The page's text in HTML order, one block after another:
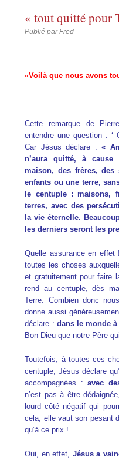
« tout quitté pour
Publié parFred
«Voilà que nous avons
Cette remarque de
entendre une question : ‘
Car Jésus déclare :«
n’aura quitté, à
maison, des frères,
enfants ou une terre,
le centuple : maisons,
terres, avec des
la vie éternelle.
les derniers seront les
Quelle assurance en
toutes les choses
et gratuitement pour faire
rend au centuple, dès
Terre. Combien donc
donne aussi
déclare : dans le monde
Bon Dieu que notre Père
Toutefois, à toutes ces
centuple, Jésus déclare
accompagnées :avec
n’est pas à être
lourd côté négatif qui
cela, elle vaut son pesant
qu’à ce prix !
Oui, en effet, Jésus a